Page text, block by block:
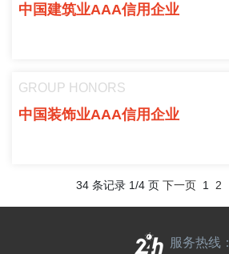
中国建筑业AAA信用企业
GROUP HONORS
中国装饰业AAA信用企业
34 条记录 1/4 页 下一页 1 2
服务热线：